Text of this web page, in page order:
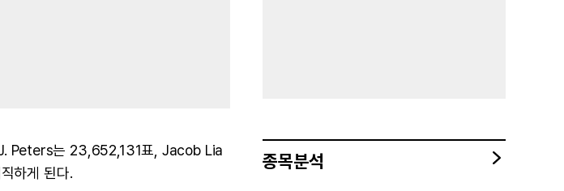
Peters는 23,652,131표, Jacob Lia
하게 된다.
종목분석